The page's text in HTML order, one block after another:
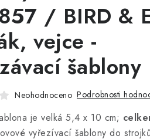
/ BIRD &
vejce -
šablony
Neohodnoceno Podrobnosti
je velká 5,4 x 10 cm;
vyřezívací šablony do